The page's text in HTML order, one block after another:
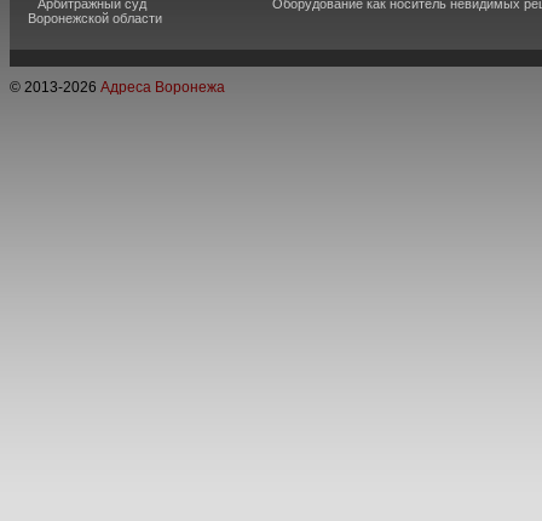
Арбитражный суд
Воронежской области
Оборудование как носитель невидимых
© 2013-2026 Адреса Воронежа